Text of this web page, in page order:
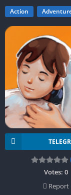
Action
Votes: 0
Report